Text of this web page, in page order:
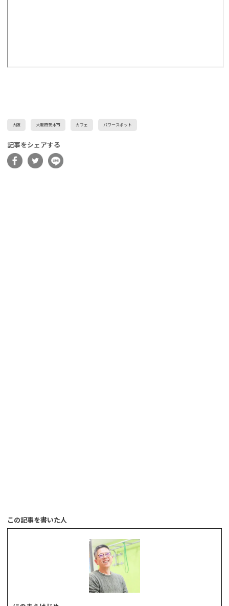
大阪 大阪府茨木市 カフェ パワースポット
記事をシェアする
この記事を書いた人